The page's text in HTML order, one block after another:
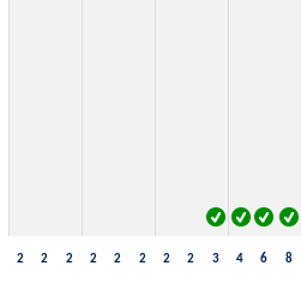
2 2 2 2 2 2 2 2 3 4 6 8